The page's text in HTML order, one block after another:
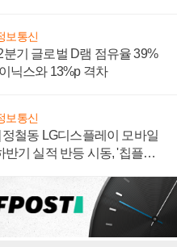
보통신
분기 글로벌 D램 점유율 39%
닉스와 13%p 격차
보통신
정철동 LG디스플레이 모바일
반기 실적 반등 시동, '칩플레